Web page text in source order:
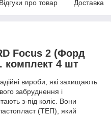
Відгуки про товар Доставка
Focus 2 (Форд
комплект 4 шт
вироби, які захищають
забруднення і
з-під коліс. Вони
(ТЕП), який